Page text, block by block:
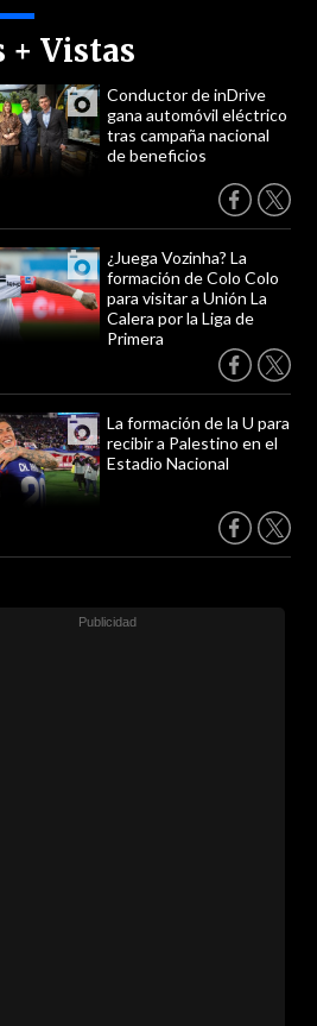
+ Vistas
Conductor de inDrive
gana automóvil eléctrico
tras campaña nacional
de beneficios
¿Juega Vozinha? La
formación de Colo Colo
para visitar a Unión La
Calera por la Liga de
Primera
La formación de la U para
recibir a Palestino en el
Estadio Nacional